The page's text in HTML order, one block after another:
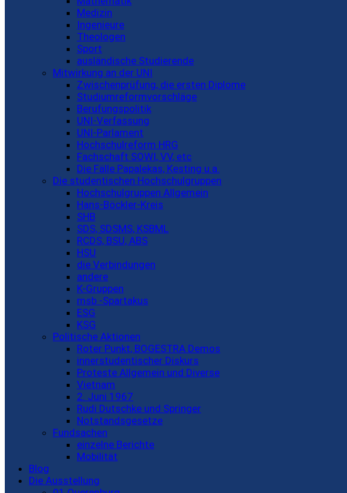
Medizin
Ingenieure
Theologen
Sport
ausländische Studierende
Mitwirkung an der UNI
Zwischenprüfung, die ersten Diplome
Studiumreformvorschläge
Berufungspolitik
UNI-Verfassung
UNI-Parlament
Hochschulreform HRG
Fachschaft SOWI, VV, etc
Die Fälle Papalekas, Kesting u.a.
Die studentischen Hochschulgruppen
Hochschulgruppen Allgemein
Hans-Böckler-Kreis
SHB
SDS, SDSMS, KSBML
RCDS, BSU, ABS
HSU
die Verbindungen
andere
K-Gruppen
msb -Spartakus
ESG
KSG
Politische Aktionen
Roter Punkt, BOGESTRA Demos
innerstudentischer Diskurs
Proteste Allgemein und Diverse
Vietnam
2. Juni 1967
Rudi Dutschke und Springer
Notstandsgesetze
Fundsachen
einzelne Berichte
Mobilität
Blog
Die Ausstellung